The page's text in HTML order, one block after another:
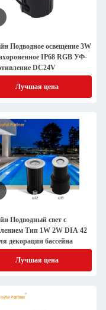
Подводное освещение 3W
IP68 RGB УФ-
DC24V
Лучшая цена
Подводный свет с
Тип 1W 2W DIA 42
декорации бассейна
Лучшая цена